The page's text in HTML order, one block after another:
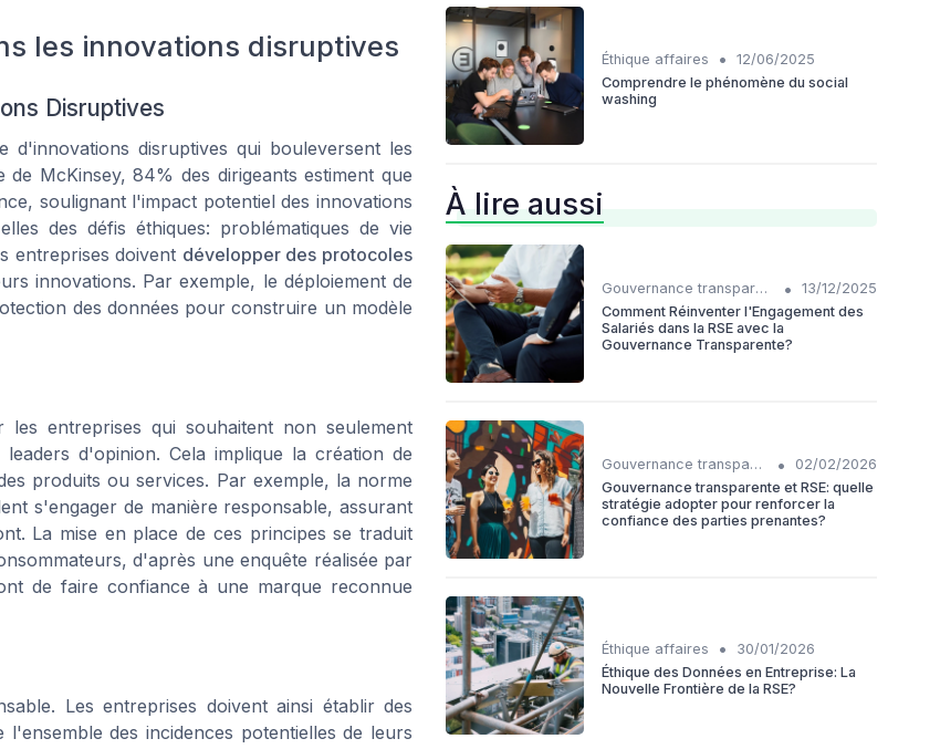
les innovations disruptives
Disruptives
disruptives qui bouleversent les
McKinsey, 84% des dirigeants estiment que
soulignant l'impact potentiel des innovations
des défis éthiques: problématiques de vie
entreprises doivent développer des protocoles
innovations. Par exemple, le déploiement de
des données pour construire un modèle
entreprises qui souhaitent non seulement
d'opinion. Cela implique la création de
produits ou services. Par exemple, la norme
s'engager de manière responsable, assurant
La mise en place de ces principes se traduit
d'après une enquête réalisée par
de faire confiance à une marque reconnue
Les entreprises doivent ainsi établir des
des incidences potentielles de leurs
Éthique affaires •
12/06/2025
Comprendre le phénomène du social
washing
À lire aussi
Gouvernance transparente •
13/12/2025
Comment Réinventer l'Engagement des
Salariés dans la RSE avec la
Gouvernance Transparente?
Gouvernance transparente •
02/02/2026
Gouvernance transparente et RSE: quelle
stratégie adopter pour renforcer la
confiance des parties prenantes?
Éthique affaires •
30/01/2026
Éthique des Données en Entreprise: La
Nouvelle Frontière de la RSE?